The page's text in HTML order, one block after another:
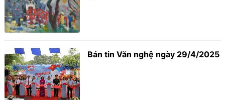
Bản tin Văn nghệ ngày 29/4/2025